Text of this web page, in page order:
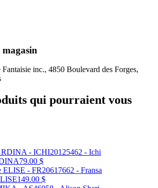
inc., 4850 Boulevard des Forges,
qui pourraient vous
79.00 $
149.00 $